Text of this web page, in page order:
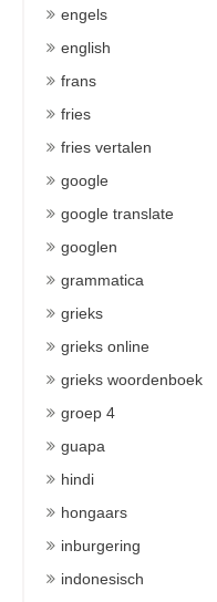
engels
english
frans
fries
fries vertalen
google
google translate
googlen
grammatica
grieks
grieks online
grieks woordenboek
groep 4
guapa
hindi
hongaars
inburgering
indonesisch